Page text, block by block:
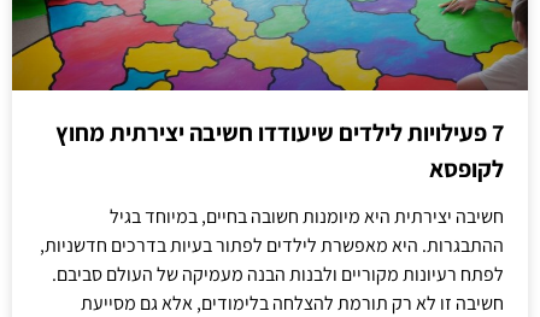
7 פעילויות לילדים שיעודדו חשיבה יצירתית מחוץ
לקופסא
חשיבה יצירתית היא מיומנות חשובה בחיים, במיוחד בגיל
ההתבגרות. היא מאפשרת לילדים לפתור בעיות בדרכים חדשניות,
לפתח רעיונות מקוריים ולבנות הבנה מעמיקה של העולם סביבם.
חשיבה זו לא רק תורמת להצלחה בלימודים, אלא גם מסייעת